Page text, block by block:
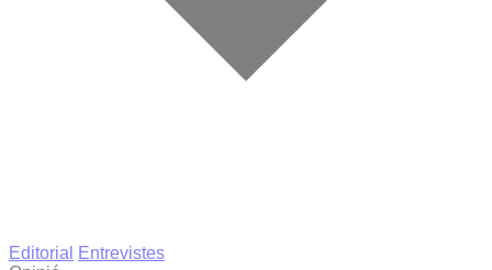
Editorial
Entrevistes